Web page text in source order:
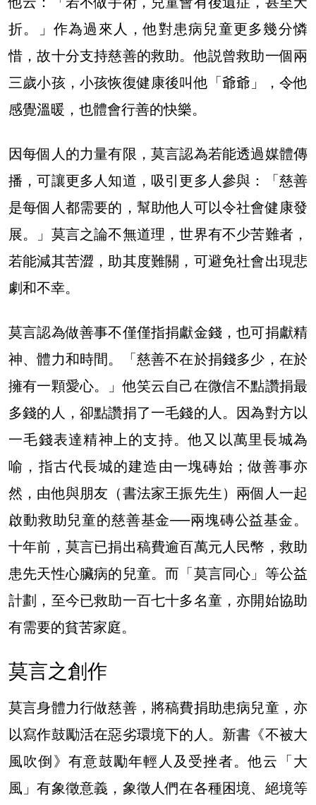
折。」作為過來人，他對患病兒童更多幾分憐
惜，故十分支持慈善的救助。他説曾救助一個兩
三歲小孩，小孩恢復健康後叫他「爺爺」，令他
感覺溫暖，也體會行善的快樂。
因每個人的力量有限，莫言認為若能透過媒體傳
播，可讓更多人知道，吸引更多人參與：「慈善
是每個人都需要的，幫助他人可以令社會健康發
展。」莫言之論不無道理，世界有不少苦難者，
若能減其苦澀，助其度難關，可避免社會出現悲
劇和不幸。
莫言認為做善事不僅僅指捐獻金錢，也可捐獻精
神、體力和時間。「慈善不在於捐錢多少，在於
擁有一顆愛心。」他笑云自己在微信不點讚捐最
多錢的人，卻點讚捐了一毛錢的人。因為對方以
一毛錢表達精神上的支持。他又以萬里長城為
喻，指古代長城的建造由一塊磚始；做善事亦
然，由他與朋友（書法家王振先生）兩個人一起
啟動救助兒童的慈善基金──兩塊磚公益基金。
十年前，莫言已捐出稿費逾百萬元人民幣，救助
患先天性心臟病的兒童。而「莫言同心」等公益
計劃，至今已救助一百七十多名童，亦開始協助
有需要的貧苦家庭。
莫言之創作
莫言身體力行做慈善，將稿費捐助患病兒童，亦
以寫作鼓勵活在惡劣環境下的人。新書《不被大
風吹倒》有意鼓勵年輕人及受挫者。他云「大
風」有象徵意義，象徵人們在各種困境、絕境等